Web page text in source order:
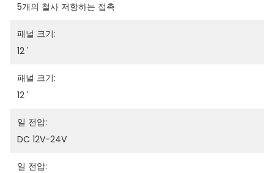
5개의 철사 저항하는 접촉
패널 크기:
12 '
패널 크기:
12 '
일 전압:
DC 12V-24V
일 전압: